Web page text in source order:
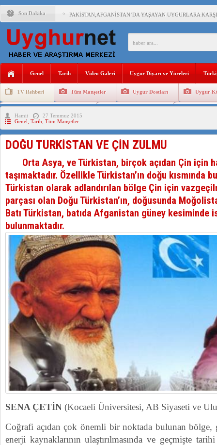
Son Dakika PAKİSTAN,AFGANİSTAN’DA YAŞAYAN UYGURLARA
ÇİN’İN DOĞU TÜRKİSTAN’DAKİ UYGULAMALARI
DİYANET AKADEMİSİ BAŞKANI DOÇ.DR.KAAN : DOĞU
ÇİN’İN UYGUR POLİTİKALARINI ÖVEN DİYANET
MHP’DEN URUMÇİ KATLİAMI MESAJİ : 05.07.2009
ÇİN’İN ANKARA BÜYÜKELÇİSİ JİANG’İN TRABZON
Genel Tarih Video Galeri Uygur Diyarı ve Yöreleri
TV Rehberi Tüm Manşetler Uygur Dostları Uygur
Uygurlarda Düğün ve Cenaze
Hamit
27 Temmuz 2015
Genel Tarih Tüm Manşetler
DOĞU TÜRKİSTAN VE ÇİN ZULMÜ
Orta Asya, ve Türkistan, birçok açıdan Çin için
taşımaktadır. Özellikle Türkistan’ın doğu kısmında
Türkistan olarak adlandırılan bölge Çin için
parçası olan Doğu Türkistan’ın, doğusunda
Batı Türkistan, batıda Afganistan güney kesiminde
bulunmaktadır.
SENA ÇETİN (Kocaeli Üniversitesi, AB Siyaseti ve
Coğrafi açıdan çok önemli bir noktada bulunan bölge,
enerji kaynaklarının ulaştırılmasında ve geçmişte